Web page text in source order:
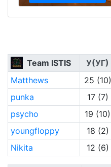
Team ISTIS У(УГ)
Matthews
25 (10)
punka
17 (7)
psycho
19 (10)
youngfloppy
18 (2)
Nikita
12 (6)